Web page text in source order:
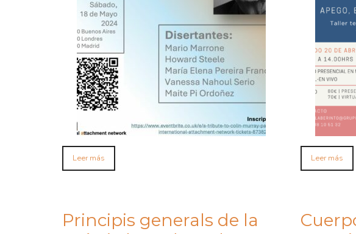
Leer más Leer más
Principis generals de la